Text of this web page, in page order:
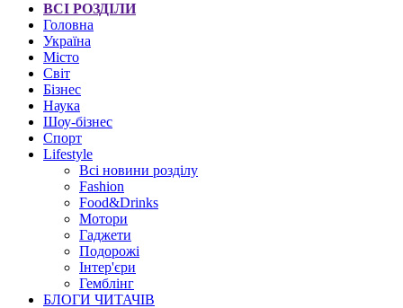
ВСІ РОЗДІЛИ
Головна
Україна
Місто
Світ
Бізнес
Наука
Шоу-бізнес
Спорт
Lifestyle
Всі новини розділу
Fashion
Food&Drinks
Мотори
Гаджети
Подорожі
Інтер'єри
Гемблінг
БЛОГИ ЧИТАЧІВ